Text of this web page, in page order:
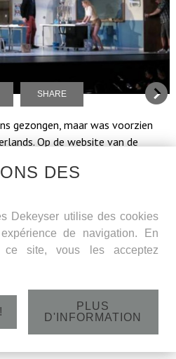
SHARE
gezongen, maar was voorzien
Op de website van de
te zijn van uw emoties”. De
in om elk op hun manier hun
op het publiek.
DES
Dekeyser utilise des cookies
de navigation. En
ce site, vous les acceptez
PLUS
D'INFORMATION